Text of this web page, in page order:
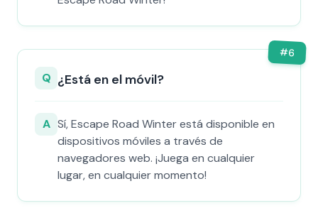
#6
Q ¿Está en el móvil?
A Sí, Escape Road Winter está disponible en
dispositivos móviles a través de
navegadores web. ¡Juega en cualquier
lugar, en cualquier momento!